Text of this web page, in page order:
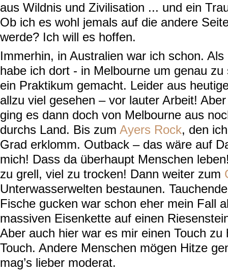
aus Wildnis und Zivilisation ... und ein
Ob ich es wohl jemals auf die andere
werde? Ich will es hoffen.
Immerhin, in Australien war ich schon.
habe ich dort - in Melbourne um genau
ein Praktikum gemacht. Leider aus
allzu viel gesehen – vor lauter Arbeit!
ging es dann doch von Melbourne aus
durchs Land. Bis zum Ayers Rock, den
Grad erklomm. Outback – das wäre auf
mich! Dass da überhaupt Menschen leben
zu grell, viel zu trocken! Dann weiter zum
Unterwasserwelten bestaunen.
Fische gucken war schon eher mein Fall
massiven Eisenkette auf einen
Aber auch hier war es mir einen Touch
Touch. Andere Menschen mögen Hitze
mag’s lieber moderat.